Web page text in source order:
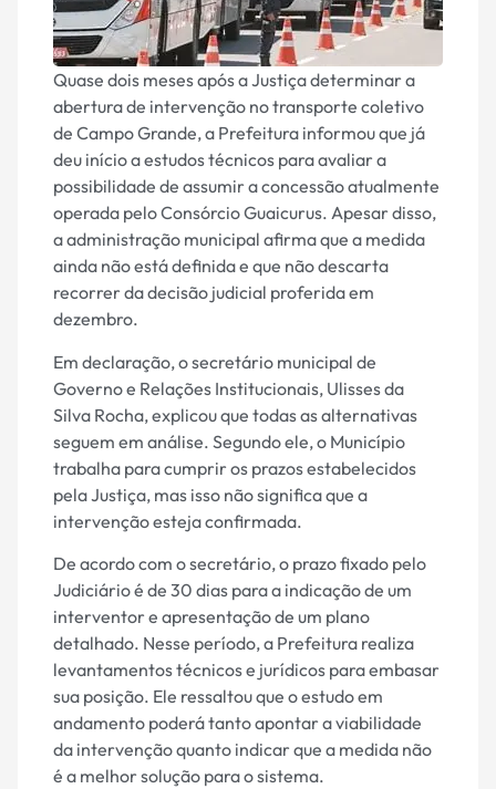
Quase dois meses após a Justiça determinar a
abertura de intervenção no transporte coletivo
de Campo Grande, a Prefeitura informou que já
deu início a estudos técnicos para avaliar a
possibilidade de assumir a concessão atualmente
operada pelo Consórcio Guaicurus. Apesar disso,
a administração municipal afirma que a medida
ainda não está definida e que não descarta
recorrer da decisão judicial proferida em
dezembro.
Em declaração, o secretário municipal de
Governo e Relações Institucionais, Ulisses da
Silva Rocha, explicou que todas as alternativas
seguem em análise. Segundo ele, o Município
trabalha para cumprir os prazos estabelecidos
pela Justiça, mas isso não significa que a
intervenção esteja confirmada.
De acordo com o secretário, o prazo fixado pelo
Judiciário é de 30 dias para a indicação de um
interventor e apresentação de um plano
detalhado. Nesse período, a Prefeitura realiza
levantamentos técnicos e jurídicos para embasar
sua posição. Ele ressaltou que o estudo em
andamento poderá tanto apontar a viabilidade
da intervenção quanto indicar que a medida não
é a melhor solução para o sistema.